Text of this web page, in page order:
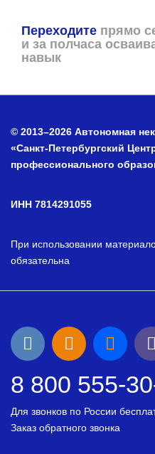
Переходите прямо
и за полчаса
навык
© 2013–2026 Автономная
«Санкт-Петербургский
профессионального
ИНН 7814291055
При использовании
обязательна
8 800 555-
Для звонков по России
Заказ обратного звонка